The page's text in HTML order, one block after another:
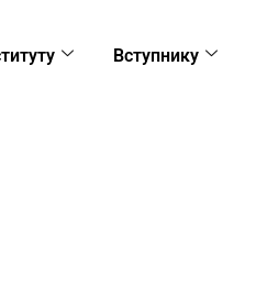
Вступнику